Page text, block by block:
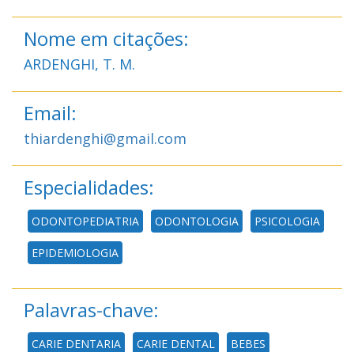
Nome em citações:
ARDENGHI, T. M.
Email:
thiardenghi@gmail.com
Especialidades:
ODONTOPEDIATRIA ODONTOLOGIA PSICOLOGIA
EPIDEMIOLOGIA
Palavras-chave:
CARIE DENTARIA CARIE DENTAL BEBES